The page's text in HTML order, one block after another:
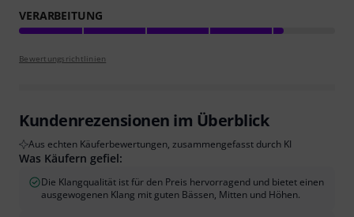
VERARBEITUNG
Bewertungsrichtlinien
Kundenrezensionen im Überblick
Aus echten Käuferbewertungen, zusammengefasst durch KI
Was Käufern gefiel:
Die Klangqualität ist für den Preis hervorragend und bietet einen
ausgewogenen Klang mit guten Bässen, Mitten und Höhen.